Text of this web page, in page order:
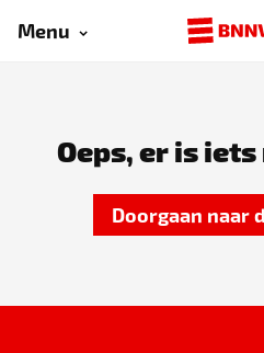
Menu
Oeps, er is
Doorgaan naar